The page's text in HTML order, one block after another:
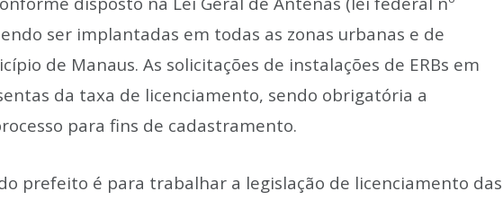
ser implantadas em todas as zonas urbanas e de
de Manaus. As solicitações de instalações de ERBs em
da taxa de licenciamento, sendo obrigatória a
para fins de cadastramento.
prefeito é para trabalhar a legislação de licenciamento das